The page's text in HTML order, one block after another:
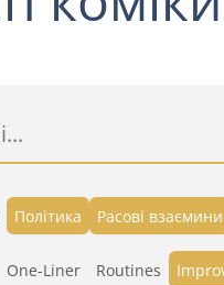
Політика Расові взаємини
One-Liner Routines